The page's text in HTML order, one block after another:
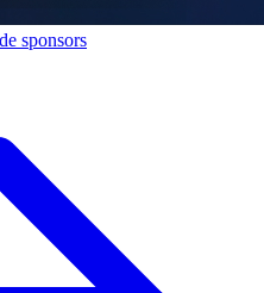
sponsors